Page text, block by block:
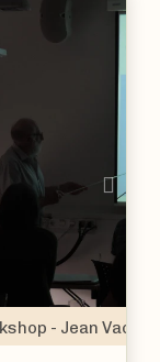
Salvesen
kjøttetende